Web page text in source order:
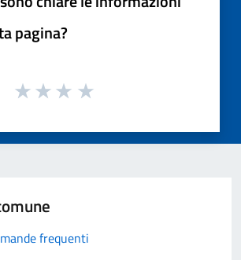
pagina?
frequenti